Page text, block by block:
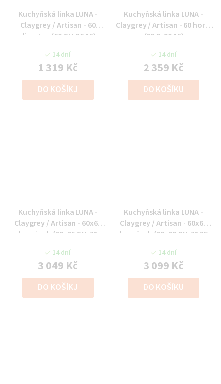
Kuchyňská linka LUNA -
Claygrey / Artisan - 60
digestor (60 GU-36 1F)
14 dní
1 319 Kč
DO KOŠÍKU
Kuchyňská linka LUNA -
Claygrey / Artisan - 60 horní
(60 G-90 1F)
14 dní
2 359 Kč
DO KOŠÍKU
Kuchyňská linka LUNA -
Claygrey / Artisan - 60x60
horní roh (60x60 GN-72
14 dní
3 049 Kč
DO KOŠÍKU
Kuchyňská linka LUNA -
Claygrey / Artisan - 60x60
horní roh (60x60 GN-72 2F
14 dní
3 099 Kč
DO KOŠÍKU